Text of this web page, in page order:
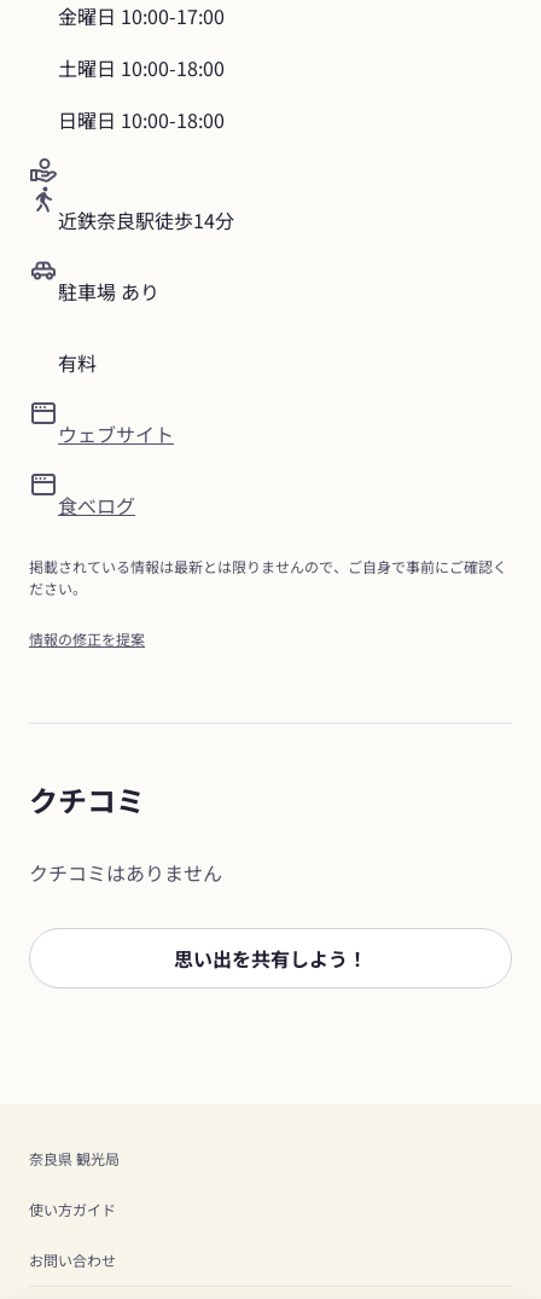
金曜日 10:00-17:00
土曜日 10:00-18:00
日曜日 10:00-18:00
近鉄奈良駅徒歩14分
駐車場 あり
有料
ウェブサイト
食べログ
掲載されている情報は最新とは限りませんので、ご自身で事前にご確認く
ださい。
情報の修正を提案
クチコミ
クチコミはありません
思い出を共有しよう！
奈良県 観光局
使い方ガイド
お問い合わせ